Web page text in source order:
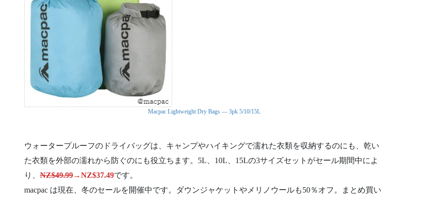
Macpac Lightweight Dry Bags — 3pk 5/10/15L
ウォータープルーフのドライバッグは、キャンプやハイキングで濡れた衣類を収納するのにも、乾い
た衣類を外部の濡れから防ぐのにも役立ちます。5L、10L、15Lの3サイズセットがセール期間中によ
り、 NZ$49.99→NZ$37.49です。
macpac は現在、冬のセールを開催中です。ダウンジャケットやメリノウールも50％オフ。まとめ買い